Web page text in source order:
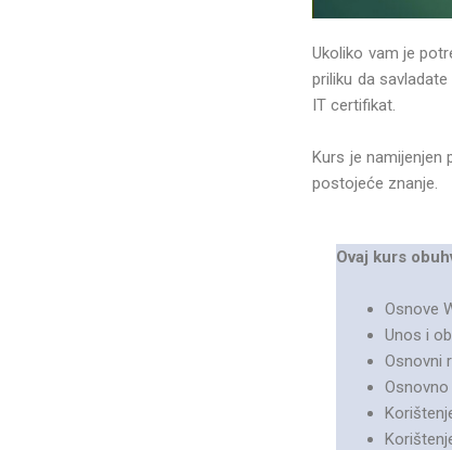
Ukoliko vam je
priliku da
IT certifikat.
Kurs je namijenjen
postojeće znanje.
Ovaj kurs
Osnove
Unos i
Osnovni